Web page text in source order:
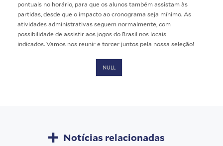
pontuais no horário, para que os alunos também assistam às
partidas, desde que o impacto ao cronograma seja mínimo. As
atividades administrativas seguem normalmente, com
possibilidade de assistir aos jogos do Brasil nos locais
indicados. Vamos nos reunir e torcer juntos pela nossa seleção!
NULL
Notícias relacionadas